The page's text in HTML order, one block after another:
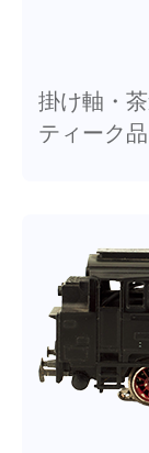
掛け軸・
ティーク